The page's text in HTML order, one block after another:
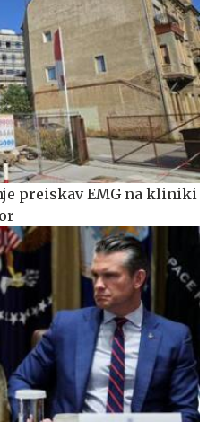
preiskav EMG na kliniki